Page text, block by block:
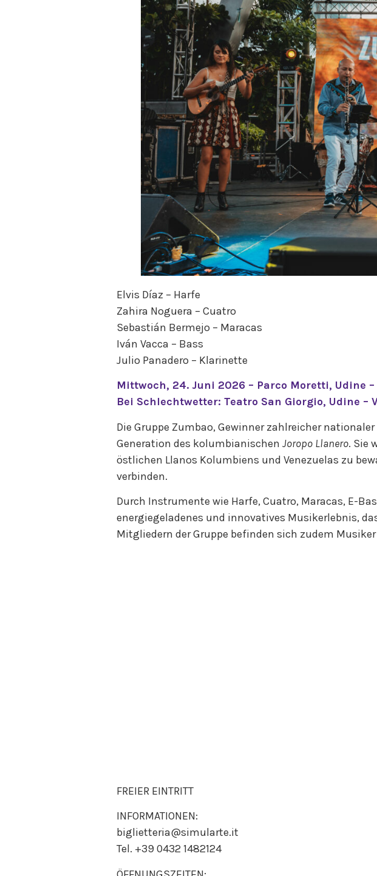
Elvis Díaz – Harfe
Zahira Noguera – Cuatro
Sebastián Bermejo – Maracas
Iván Vacca – Bass
Julio Panadero – Klarinette
Mittwoch, 24. Juni 2026 – Parco Moretti, Udine
Bei Schlechtwetter: Teatro San Giorgio, Udine –
Die Gruppe Zumbao, Gewinner zahlreicher
Generation des kolumbianischen Joropo Llanero. Sie
östlichen Llanos Kolumbiens und Venezuelas zu
verbinden.
Durch Instrumente wie Harfe, Cuatro, Maracas, E-
energiegeladenes und innovatives Musikerlebnis,
Mitgliedern der Gruppe befinden sich zudem
FREIER EINTRITT
INFORMATIONEN:
biglietteria@simularte.it
Tel. +39 0432 1482124